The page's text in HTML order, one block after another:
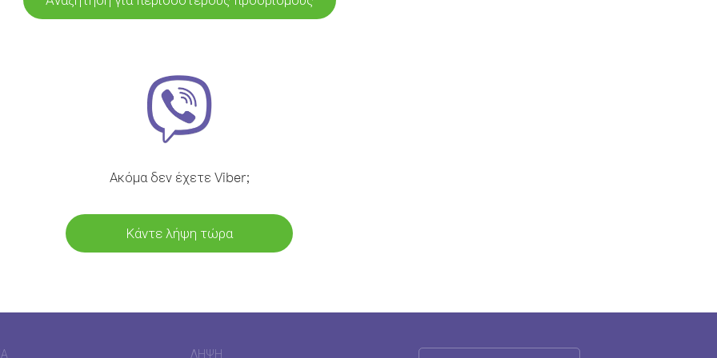
Ακόμα δεν έχετε Viber;
Κάντε λήψη τώρα
ΛΉΨΗ